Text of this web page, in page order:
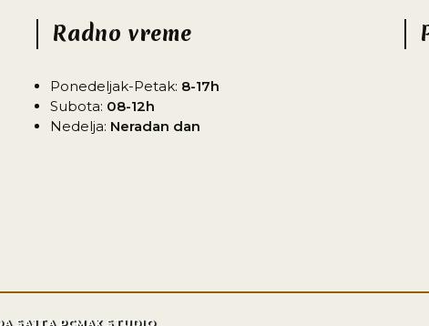
Radno vreme
Ponedeljak-Petak: 8-17h
Subota: 08-12h
Nedelja: Neradan dan
SAJTA PCMAX STUDIO